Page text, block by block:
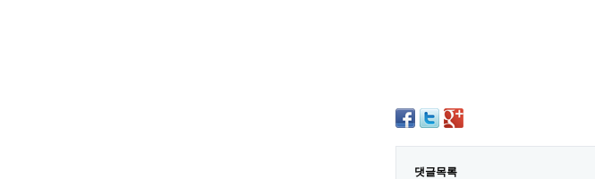
댓글목록